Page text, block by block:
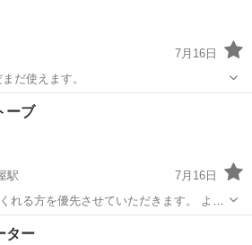
7月16日
まだまだ使えます。
季節、空調家電
ーブ
駅
7月16日
れる方を優先させていただきます。 よろ
屋駅
ター